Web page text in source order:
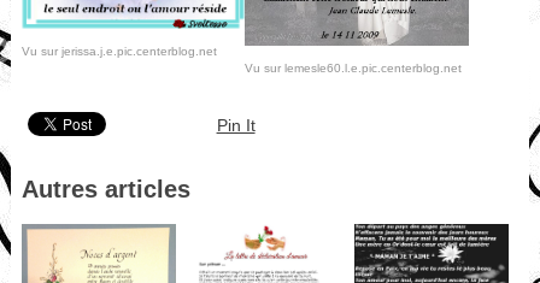
Vu sur jerissa.j.e.pic.centerblog.net
Vu sur lemesle60.l.e.pic.centerblog.net
Pin It
Autres articles